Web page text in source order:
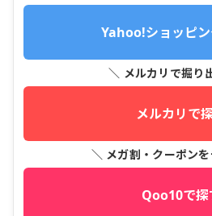
Yahoo!ショッピ
＼ メルカリで掘り
メルカリで
＼ メガ割・クーポン
Qoo10で探